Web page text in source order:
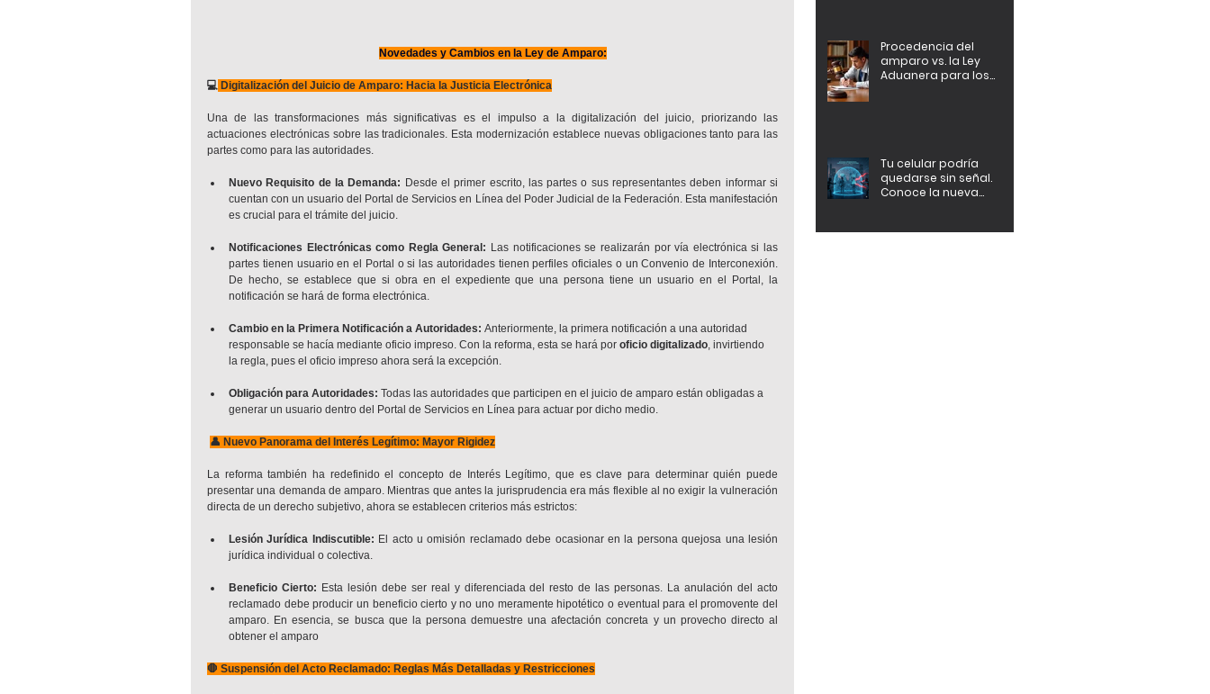
Novedades y Cambios en la Ley de Amparo:
💻 Digitalización del Juicio de Amparo: Hacia la Justicia Electrónica
Una de las transformaciones más significativas es el impulso a la digitalización del juicio, priorizando las
actuaciones electrónicas sobre las tradicionales. Esta modernización establece nuevas obligaciones tanto para las
partes como para las autoridades.
Nuevo Requisito de la Demanda: Desde el primer escrito, las partes o sus representantes deben informar si
cuentan con un usuario del Portal de Servicios en Línea del Poder Judicial de la Federación. Esta manifestación
es crucial para el trámite del juicio.
Notificaciones Electrónicas como Regla General: Las notificaciones se realizarán por vía electrónica si las
partes tienen usuario en el Portal o si las autoridades tienen perfiles oficiales o un Convenio de Interconexión.
De hecho, se establece que si obra en el expediente que una persona tiene un usuario en el Portal, la
notificación se hará de forma electrónica.
Cambio en la Primera Notificación a Autoridades: Anteriormente, la primera notificación a una autoridad
responsable se hacía mediante oficio impreso. Con la reforma, esta se hará por oficio digitalizado, invirtiendo
la regla, pues el oficio impreso ahora será la excepción.
Obligación para Autoridades: Todas las autoridades que participen en el juicio de amparo están obligadas a
generar un usuario dentro del Portal de Servicios en Línea para actuar por dicho medio.
👤 Nuevo Panorama del Interés Legítimo: Mayor Rigidez
La reforma también ha redefinido el concepto de Interés Legítimo, que es clave para determinar quién puede
presentar una demanda de amparo. Mientras que antes la jurisprudencia era más flexible al no exigir la vulneración
directa de un derecho subjetivo, ahora se establecen criterios más estrictos:
Lesión Jurídica Indiscutible: El acto u omisión reclamado debe ocasionar en la persona quejosa una lesión
jurídica individual o colectiva.
Beneficio Cierto: Esta lesión debe ser real y diferenciada del resto de las personas. La anulación del acto
reclamado debe producir un beneficio cierto y no uno meramente hipotético o eventual para el promovente del
amparo. En esencia, se busca que la persona demuestre una afectación concreta y un provecho directo al
obtener el amparo
🛑 Suspensión del Acto Reclamado: Reglas Más Detalladas y Restricciones
Procedencia del
amparo vs. la Ley
Aduanera para los
Tu celular podría
quedarse sin señal.
Conoce la nueva
celulares.